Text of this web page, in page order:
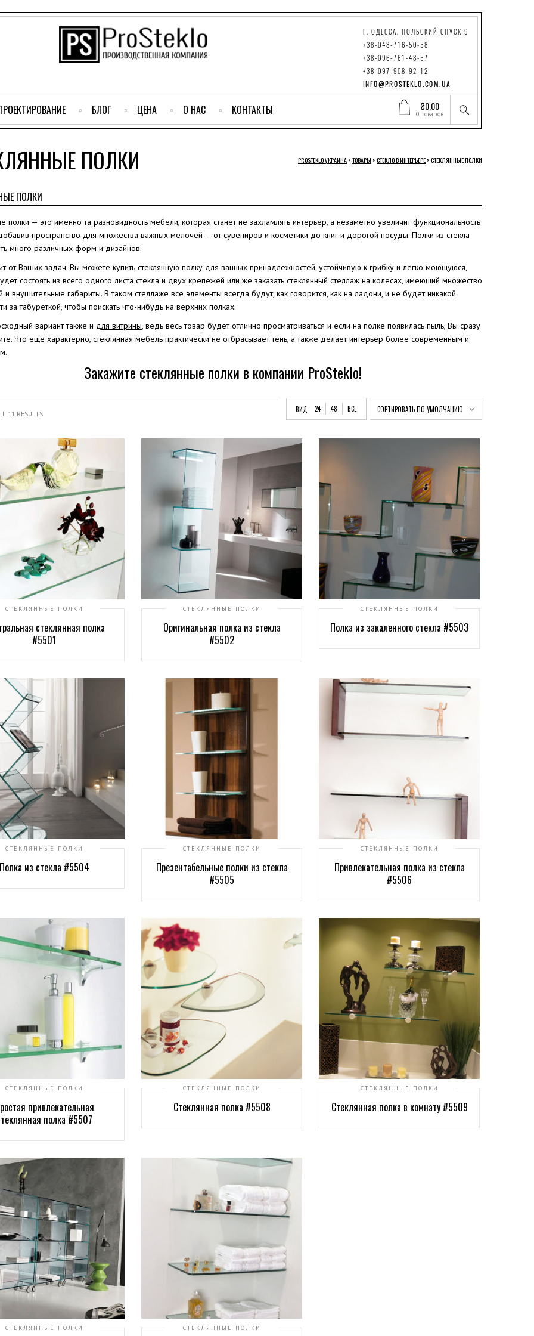
Г. ОДЕССА, ПОЛЬСКИЙ СПУСК 9
+38-048-716-50-58
+38-096-761-48-57
+38-097-908-92-12
INFO@PROSTEKLO.COM.UA
₴0.00
0 товаров
БЛОГ ЦЕНА О НАС КОНТАКТЫ
ПОЛКИ PROSTEKLO УКРАИНА > ТОВАРЫ > СТЕКЛО В ИНТЕРЬЕРЕ > СТЕКЛЯННЫЕ ПОЛКИ
ПОЛКИ
полки — это именно та разновидность мебели, которая станет не захламлять интерьер, а незаметно увеличит функциональность
пространство для множества важных мелочей — от сувениров и косметики до книг и дорогой посуды. Полки из стекла
много различных форм и дизайнов.
от Ваших задач, Вы можете купить стеклянную полку для ванных принадлежностей, устойчивую к грибку и легко моющуюся,
состоять из всего одного листа стекла и двух крепежей или же заказать стеклянный стеллаж на колесах, имеющий множество
и внушительные габариты. В таком стеллаже все элементы всегда будут, как говорится, как на ладони, и не будет никакой
за табуреткой, чтобы поискать что-нибудь на верхних полках.
вариант также и для витрины, ведь весь товар будет отлично просматриваться и если на полке появилась пыль, Вы сразу
Что еще характерно, стеклянная мебель практически не отбрасывает тень, а также делает интерьер более современным и
Закажите стеклянные полки в компании ProSteklo!
11 RESULTS ВИД 24 48 ВСЕ СОРТИРОВАТЬ ПО УМОЛЧАНИЮ
СТЕКЛЯННЫЕ ПОЛКИ
стеклянная полка
#5501
СТЕКЛЯННЫЕ ПОЛКИ
Оригинальная полка из стекла
#5502
СТЕКЛЯННЫЕ ПОЛКИ
Полка из закаленного стекла #5503
СТЕКЛЯННЫЕ ПОЛКИ
из стекла #5504
СТЕКЛЯННЫЕ ПОЛКИ
Презентабельные полки из стекла
#5505
СТЕКЛЯННЫЕ ПОЛКИ
Привлекательная полка из стекла
#5506
СТЕКЛЯННЫЕ ПОЛКИ
привлекательная
полка #5507
СТЕКЛЯННЫЕ ПОЛКИ
Стеклянная полка #5508
СТЕКЛЯННЫЕ ПОЛКИ
Стеклянная полка в комнату #5509
СТЕКЛЯННЫЕ ПОЛКИ СТЕКЛЯННЫЕ ПОЛКИ